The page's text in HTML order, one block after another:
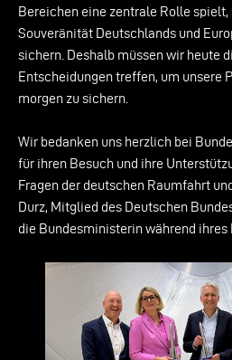
Bereichen eine zentrale Rolle
Souveränität Deutschlands und
sichern. Deshalb müssen wir heute
Entscheidungen treffen, um unsere
morgen zu sichern.
Wir bedanken uns herzlich bei
für ihren Besuch und ihre
Fragen der deutschen Raumfahrt
Durz, Mitglied des Deutschen
die Bundesministerin während ihres